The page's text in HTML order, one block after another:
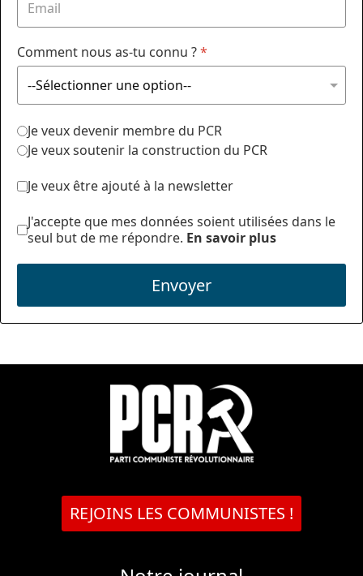
Comment nous as-tu connu ?*
Je veux devenir membre du PCR
Je veux soutenir la construction du PCR
Je veux être ajouté à la newsletter
J'accepte que mes données soient utilisées dans le
seul but de me répondre. En savoir plus
Envoyer
REJOINS LES COMMUNISTES !